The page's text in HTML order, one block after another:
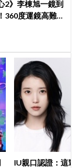
2》李棟旭一鏡到
360度運鏡高難度
IU親口認證：這